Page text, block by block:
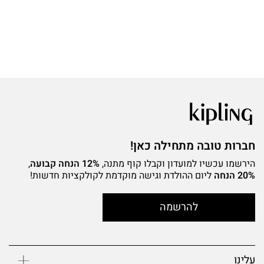
חברות טובה מתחילה כאן!
הירשמו עכשיו למועדון וקבלו קוף מתנה, 12% הנחה קבועה
,
20% הנחה
ליום ההולדת וגישה מוקדמת לקולקציות חדשות!
להרשמה
עלינו